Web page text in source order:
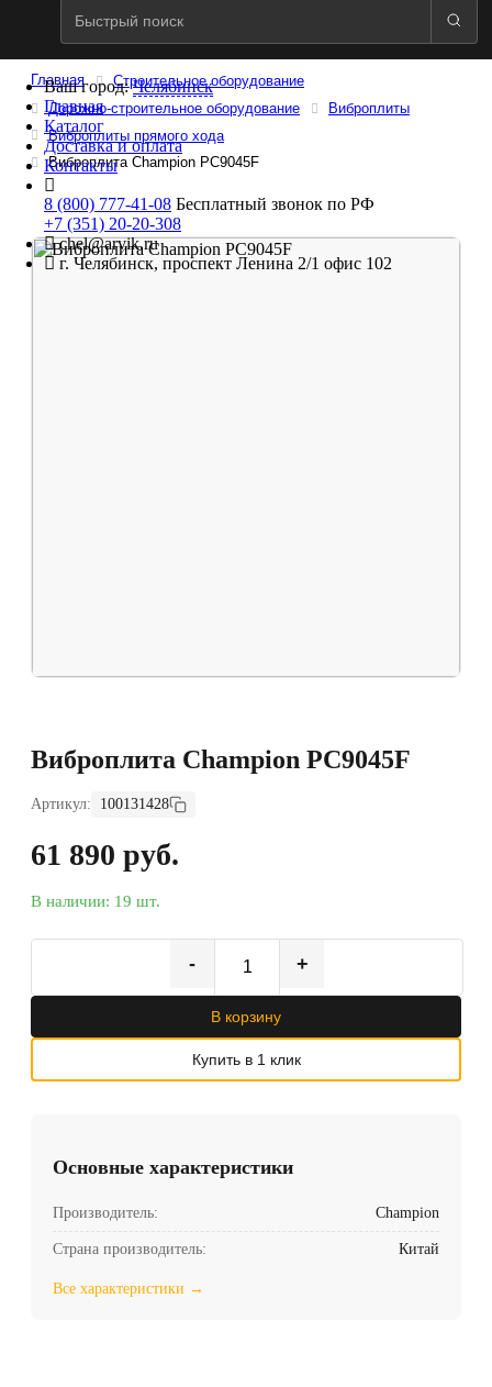
Ваш город:Челябинск
Главная
Каталог
Доставка и оплата
Контакты
8 (800) 777-41-08 Бесплатный звонок по РФ
+7 (351) 20-20-308
chel@arvik.ru
г. Челябинск, проспект Ленина 2/1 офис 102
Главная
Строительное оборудование
Дорожно-строительное оборудование
Виброплиты
Виброплиты прямого хода
Виброплита Champion PC9045F
Виброплита Champion PC9045F
Артикул: 100131428
61 890 руб.
В наличии: 19 шт.
- +
В корзину
Купить в 1 клик
Основные характеристики
Производитель: Champion
Страна производитель: Китай
Все характеристики →